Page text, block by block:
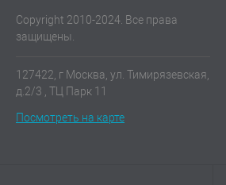
Copyright 2010-2024. Все права
защищены.
127422, г Москва, ул. Тимирязевская,
д.2/3 , ТЦ Парк 11
Посмотреть на карте